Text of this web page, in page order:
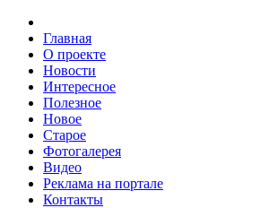
Главная
О проекте
Новости
Интересное
Полезное
Новое
Старое
Фотогалерея
Видео
Реклама на портале
Контакты